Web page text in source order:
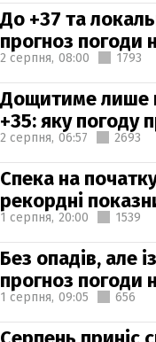
До +37 та
прогноз погоди
2 серпня, 08:00 1793
Дощитиме лише
+35: яку погоду
2 серпня, 06:57 2693
Спека на
рекордні
1 серпня, 20:00 1539
Без опадів, але
прогноз погоди
1 серпня, 09:05 656